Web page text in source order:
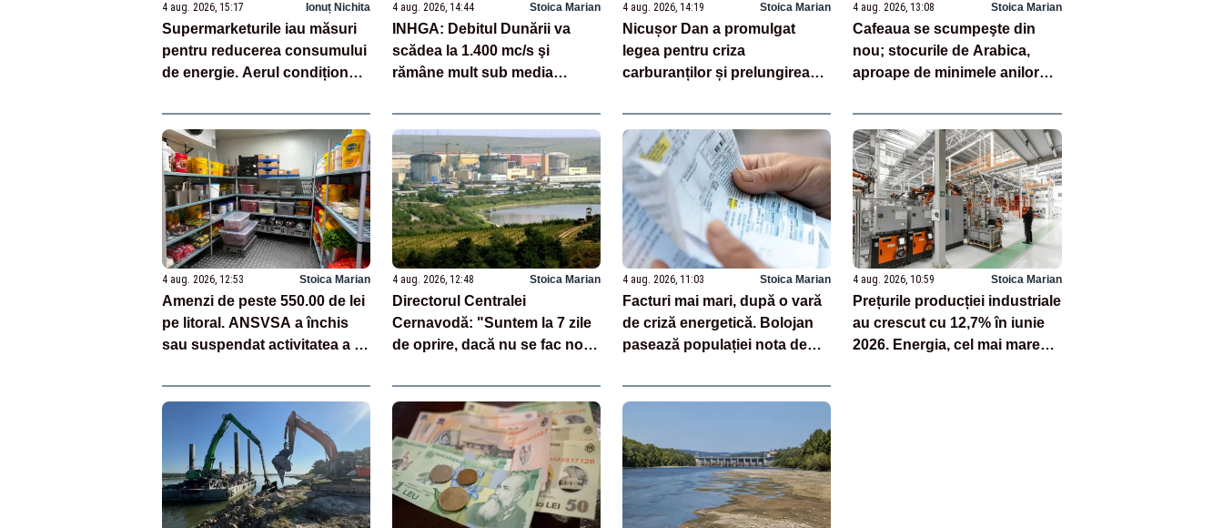
4 aug. 2026, 15:17 Ionuț Nichita
Supermarketurile iau măsuri
pentru reducerea consumului
de energie. Aerul condiționat
4 aug. 2026, 14:44 Stoica Marian
INHGA: Debitul Dunării va
scădea la 1.400 mc/s şi
rămâne mult sub media
4 aug. 2026, 14:19 Stoica Marian
Nicușor Dan a promulgat
legea pentru criza
carburanților și prelungirea
4 aug. 2026, 13:08 Stoica Marian
Cafeaua se scumpeşte din
nou; stocurile de Arabica,
aproape de minimele anilor
4 aug. 2026, 12:53 Stoica Marian
Amenzi de peste 550.00 de lei
pe litoral. ANSVSA a închis
sau suspendat activitatea a 12
4 aug. 2026, 12:48 Stoica Marian
Directorul Centralei
Cernavodă: "Suntem la 7 zile
de oprire, dacă nu se fac noi
4 aug. 2026, 11:03 Stoica Marian
Facturi mai mari, după o vară
de criză energetică. Bolojan
pasează populației nota de
costisitoare
4 aug. 2026, 10:59 Stoica Marian
Prețurile producției industriale
au crescut cu 12,7% în iunie
2026. Energia, cel mai mare